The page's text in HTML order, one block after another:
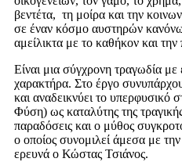
βεντέτα, τη μοίρα και την
σε έναν κόσμο αυστηρών
αμείλικτα με το καθήκον και
Είναι μια σύγχρονη τραγωδία
χαρακτήρα. Στο έργο
και αναδεικνύει το υπερφυσικό
Φύση) ως καταλύτης της
παραδόσεις και ο μύθος
ο οποίος συνομιλεί άμεσα με
ερευνά ο Κώστας Τσιάνος.